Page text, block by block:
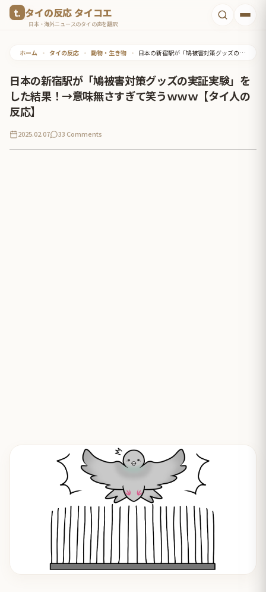
タイの反応 タイコエ
日本・海外ニュースのタイの声を翻訳
ホーム • タイの反応 • 動物・生き物 • 日本の新宿駅が「鳩被害対策グッズの実証実験」をした結果！→意味無さすぎて笑うｗｗｗ【タイ人の反応】
日本の新宿駅が「鳩被害対策グッズの実証実験」を
した結果！→意味無さすぎて笑うｗｗｗ【タイ人の
反応】
2025.02.07 33 Comments